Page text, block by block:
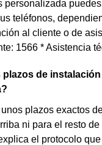
personalizada
teléfonos,
al cliente o de
1566 * Asistencia
de instalación
plazos exactos
ni para el resto
el protocolo